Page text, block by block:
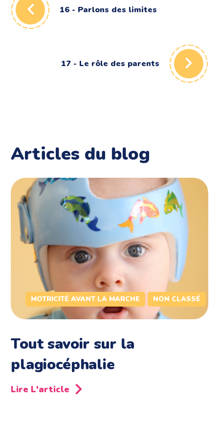
16 - Parlons des limites
17 - Le rôle des parents
Articles du blog
MOTRICITÉ AVANT LA MARCHE NON CLASSÉ
Tout savoir sur la
plagiocéphalie
Lire L'article